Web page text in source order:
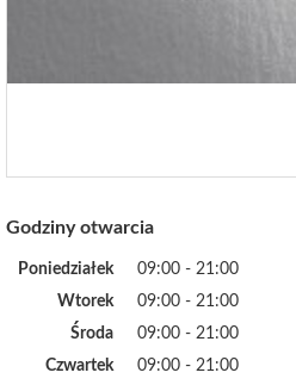
Godziny otwarcia
Poniedziałek
09:00 - 21:00
Wtorek
09:00 - 21:00
Środa
09:00 - 21:00
Czwartek
09:00 - 21:00